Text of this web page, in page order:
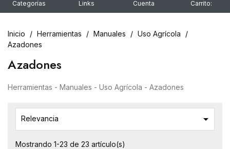
Categorías Links Cuenta Carrito:
Inicio Herramientas Manuales
Uso Agrícola
Azadones
Azadones
Herramientas - Manuales - Uso Agrícola - Azadones
Relevancia 
Mostrando 1-23 de 23 artículo(s)